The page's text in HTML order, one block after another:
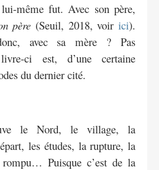
même fut. Avec son père,
père (Seuil, 2018, voirici).
avec sa mère ? Pas
ci est, d’une certaine
du dernier cité.
le Nord, le village, la
les études, la rupture, la
rompu… Puisque c’est de la